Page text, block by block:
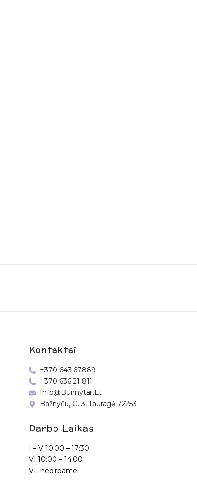
Kontaktai
+370 643 67889
+370 636 21 811
Info@bunnytail.lt
Bažnyčių G. 3, Tauragė 72253
Darbo Laikas
I – V 10:00 – 17:30
VI 10:00 – 14:00
VII nedirbame